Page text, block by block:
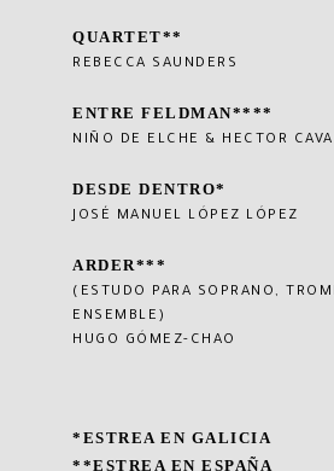
QUARTET**
REBECCA SAUNDERS
ENTRE FELDMAN****
NIÑO DE ELCHE & HECTOR
DESDE DENTRO*
JOSÉ MANUEL LÓPEZ LÓPEZ
ARDER***
(ESTUDO PARA SOPRANO,
ENSEMBLE)
HUGO GÓMEZ-CHAO
*ESTREA EN GALICIA
**ESTREA EN ESPAÑA